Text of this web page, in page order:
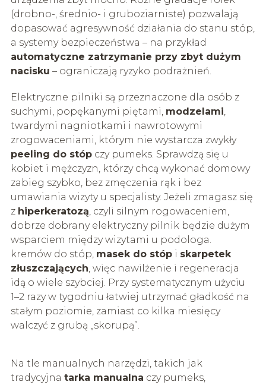
(drobno-, średnio- i gruboziarniste) pozwalają
dopasować agresywność działania do stanu stóp,
a systemy bezpieczeństwa – na przykład
automatyczne zatrzymanie przy zbyt dużym
nacisku – ograniczają ryzyko podrażnień.
Elektryczne pilniki są przeznaczone dla osób z
suchymi, popękanymi piętami, modzelami
twardymi nagniotkami i nawrotowymi
zrogowaceniami, którym nie wystarcza zwykły
peeling do stópczy pumeks. Sprawdzą się u
kobiet i mężczyzn, którzy chcą wykonać domowy
zabieg szybko, bez zmęczenia rąk i bez
umawiania wizyty u specjalisty. Jeżeli zmagasz się
z hiperkeratozą , czyli silnym rogowaceniem,
dobrze dobrany elektryczny pilnik będzie dużym
wsparciem między wizytami u podologa.
kremów do stóp, masek do stópi skarpetek
złuszczających , więc nawilżenie i regeneracja
idą o wiele szybciej. Przy systematycznym użyciu
1–2 razy w tygodniu łatwiej utrzymać gładkość na
stałym poziomie, zamiast co kilka miesięcy
walczyć z grubą „skorupą”.
Na tle manualnych narzędzi, takich jak
tradycyjna tarka manualna czy pumeks,